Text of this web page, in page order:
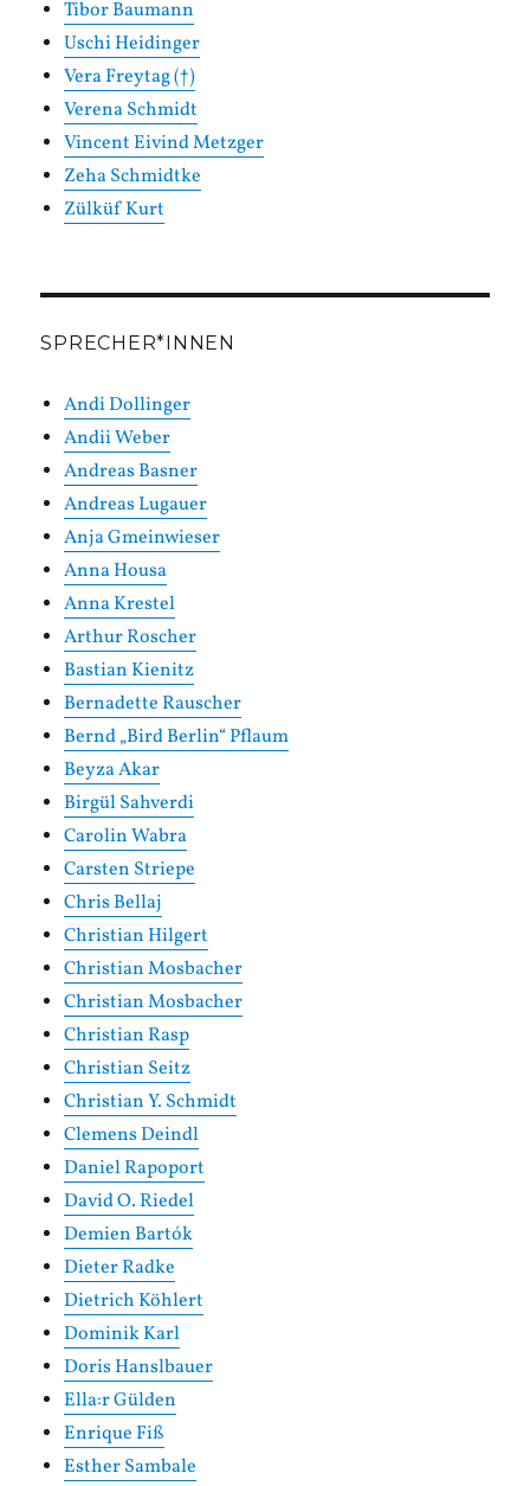
Tibor Baumann
Uschi Heidinger
Vera Freytag (†)
Verena Schmidt
Vincent Eivind Metzger
Zeha Schmidtke
Zülküf Kurt
SPRECHER*INNEN
Andi Dollinger
Andii Weber
Andreas Basner
Andreas Lugauer
Anja Gmeinwieser
Anna Housa
Anna Krestel
Arthur Roscher
Bastian Kienitz
Bernadette Rauscher
Bernd „Bird Berlin“ Pflaum
Beyza Akar
Birgül Sahverdi
Carolin Wabra
Carsten Striepe
Chris Bellaj
Christian Hilgert
Christian Mosbacher
Christian Mosbacher
Christian Rasp
Christian Seitz
Christian Y. Schmidt
Clemens Deindl
Daniel Rapoport
David O. Riedel
Demien Bartók
Dieter Radke
Dietrich Köhlert
Dominik Karl
Doris Hanslbauer
Ella:r Gülden
Enrique Fiß
Esther Sambale